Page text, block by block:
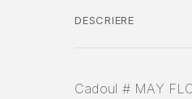
DESCRIERE
Cadoul # MAY